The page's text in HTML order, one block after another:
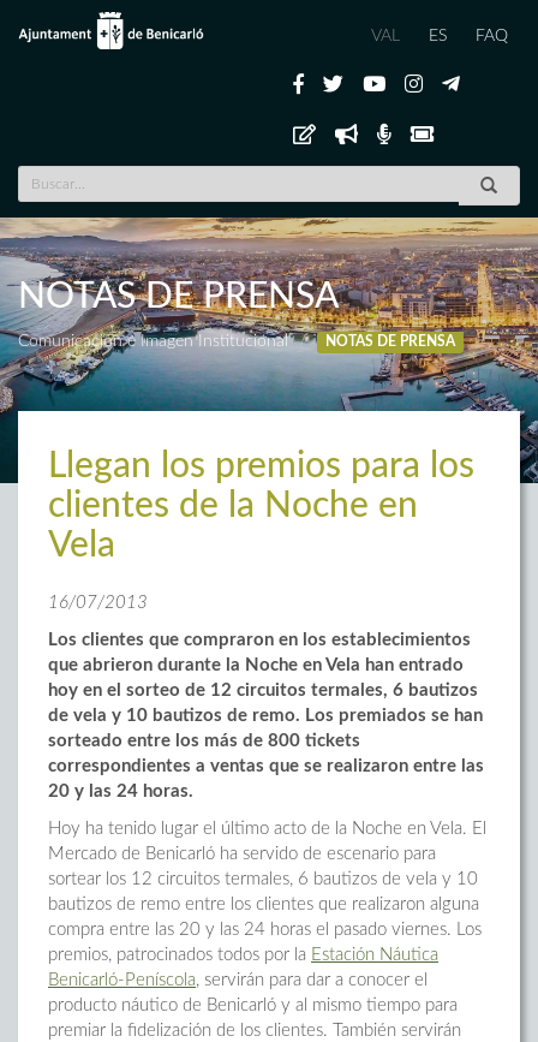
VAL ES FAQ
NOTAS DE PRENSA
Comunicación e Imagen Institucional NOTAS DE PRENSA
Llegan los premios para los
clientes de la Noche en
Vela
16/07/2013
Los clientes que compraron en los establecimientos
que abrieron durante la Noche en Vela han entrado
hoy en el sorteo de 12 circuitos termales, 6 bautizos
de vela y 10 bautizos de remo. Los premiados se han
sorteado entre los más de 800 tickets
correspondientes a ventas que se realizaron entre las
20 y las 24 horas.
Hoy ha tenido lugar el último acto de la Noche en Vela. El
Mercado de Benicarló ha servido de escenario para
sortear los 12 circuitos termales, 6 bautizos de vela y 10
bautizos de remo entre los clientes que realizaron alguna
compra entre las 20 y las 24 horas el pasado viernes. Los
premios, patrocinados todos por la Estación Náutica
Benicarló-Peníscola, servirán para dar a conocer el
producto náutico de Benicarló y al mismo tiempo para
premiar la fidelización de los clientes. También servirán